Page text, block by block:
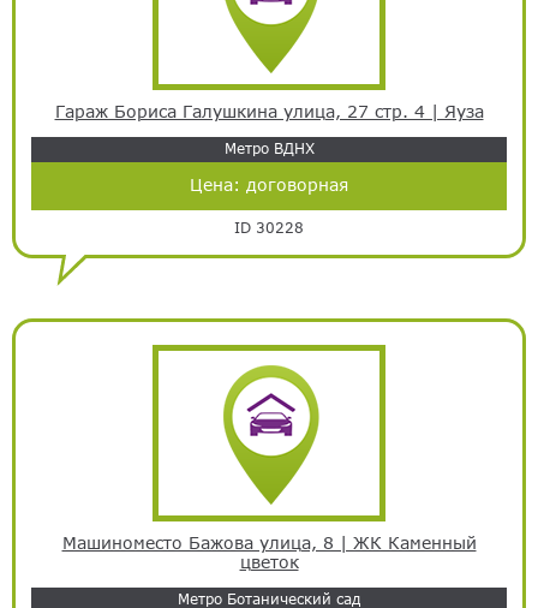
Гараж Бориса Галушкина улица, 27 стр. 4 | Яуза
Метро ВДНХ
Цена: договорная
ID 30228
Машиноместо Бажова улица, 8 | ЖК Каменный
цветок
Метро Ботанический сад